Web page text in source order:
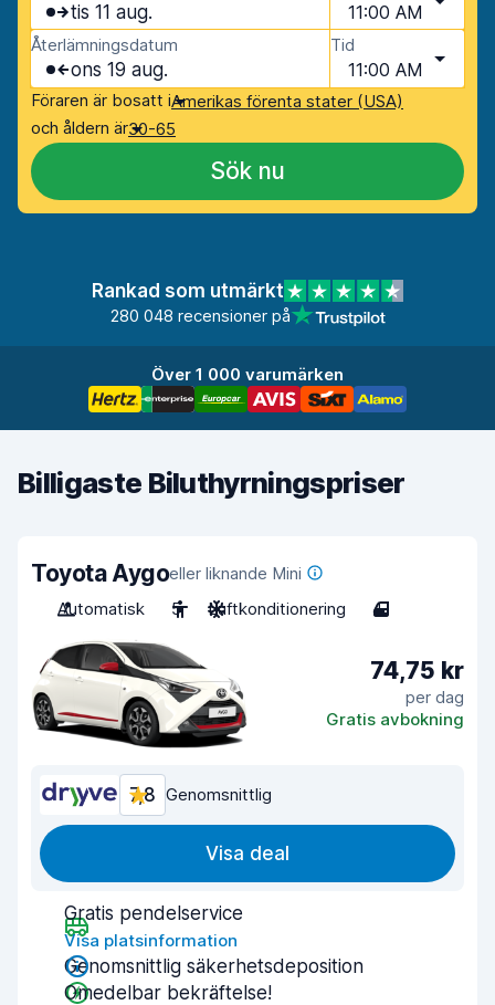
tis 11 aug. 11:00 AM
Återlämningsdatum
ons 19 aug.
Tid
11:00 AM
Föraren är bosatt iAmerikas förenta stater (USA)
och åldern är30-65
Sök nu
Rankad som utmärkt
280 048 recensioner på
Över 1 000 varumärken
Billigaste Biluthyrningspriser
Toyota Aygoeller liknande Mini
Automatisk
5 Luftkonditionering 4
74,75 kr
per dag
Gratis avbokning
7,8 Genomsnittlig
Visa deal
Gratis pendelservice
Visa platsinformation
Genomsnittlig säkerhetsdeposition
Omedelbar bekräftelse!